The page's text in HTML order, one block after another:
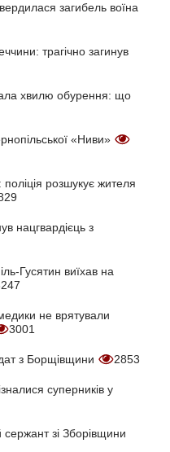
загибель воїна
трагічно загинув
хвилю обурення: що
«Ниви»
розшукує жителя
нацгвардієць з
Гусятин виїхав на
не врятували
3001
з Борщівщини 2853
суперників у
зі Зборівщини